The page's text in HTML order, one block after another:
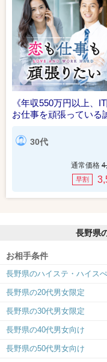
《年収550万円以上、
お仕事を頑張っている
30代
通常価格
早割
長野県
お相手条件
長野県のハイステ・ハイス
長野県の20代男女限定
長野県の30代男女限定
長野県の40代男女向け
長野県の50代男女向け